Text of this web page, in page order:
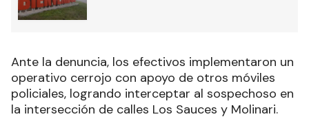
Ante la denuncia, los efectivos implementaron un
operativo cerrojo con apoyo de otros móviles
policiales, logrando interceptar al sospechoso en
la intersección de calles Los Sauces y Molinari.